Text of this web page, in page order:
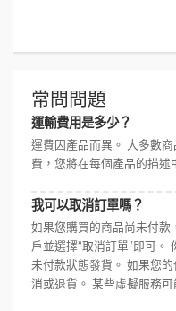
常問問題
運輸費用是多少？
運費因產品而異。 大多數
費，您將在每個產品的描述
我可以取消訂單嗎？
如果您購買的商品尚未付
戶並選擇“取消訂單”即可。
未付款狀態發貨。 如果您
消或退貨。 某些虛擬服務可